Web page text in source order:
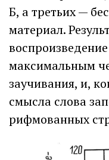
Б, а третьих —
материал.
максимальным
заучивания, и,
смысла слова
рифмованных